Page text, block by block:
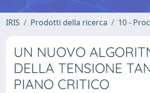
IRIS Prodotti della ricerca 10 -
UN NUOVO
DELLA TENSIONE
PIANO CRITICO